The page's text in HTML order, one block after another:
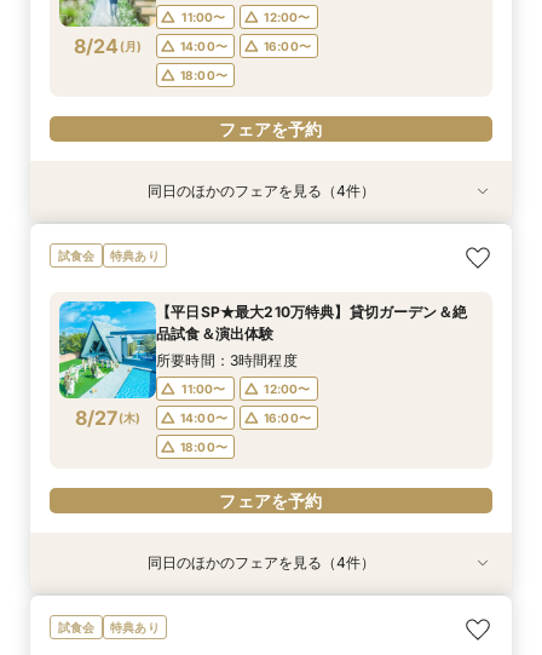
フェアを予約
フェアを予約
フェアを予約
フェアを予約
フェアを予約
8/24 (月)
11:00〜
12:00〜
14:00〜
16:00〜
18:00〜
フェアを予約
特典あり
8/24(月)
＼1軒目限定★3万ギフト付／ドレス＆挙式料プレ
ゼント×和牛試食
11:00〜
12:00〜
14:00〜
16:00〜
18:00〜
フェアを予約
特典あり
8/24(月)
【6名～30名の少人数婚】挙式＆会食Newプラ
ン誕生！無料試食付
11:00〜
12:00〜
14:00〜
16:00〜
18:00〜
フェアを予約
8/24(月)
【60分で完結】即決営業ナシで安心！気軽によ
りみちツアー
12:00〜
13:00〜
15:00〜
16:00〜
17:00〜
フェアを予約
8/24(月)
【タイパ重視！60分で完結◎】オンラインで会
場案内＆相談会
12:00〜
13:00〜
15:00〜
16:00〜
17:00〜
フェアを予約
同日のほかのフェアを見る（4件）
試食会 特典あり
8/27(木)
【平日SP★最大210万特典】貸切ガーデン＆絶
品試食＆演出体験
所要時間：3時間程度
11:00〜
12:00〜
14:00〜
16:00〜
18:00〜
フェアを予約
特典あり
＼1軒目限定★3万ギフト付／ドレス＆挙式料プレ
ゼント×和牛試食
特典あり
【6名～30名の少人数婚】挙式＆会食Newプラ
ン誕生！無料試食付
【60分で完結】即決営業ナシで安心！気軽によ
りみちツアー
【タイパ重視！60分で完結◎】オンラインで会
場案内＆相談会
同日のほかのフェアを見る（4件）
試食会 特典あり